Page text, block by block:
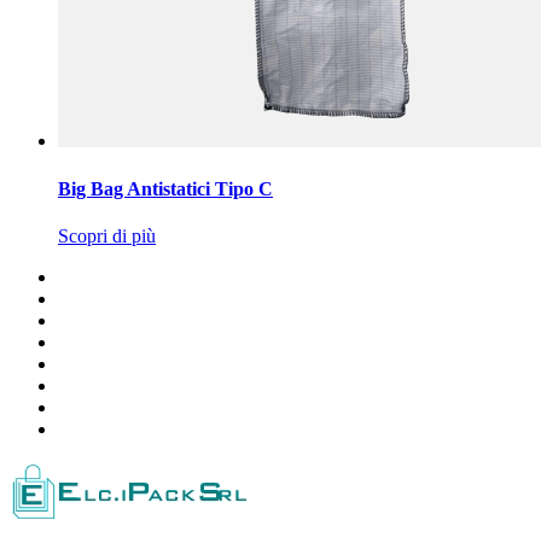
Big Bag Antistatici Tipo C
Scopri di più